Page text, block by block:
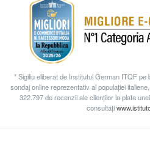
* Sigiliu eliberat de Institutul German ITQF
sondaj online reprezentativ al populației
322.797 de recenzii ale clienților la plata
consultați